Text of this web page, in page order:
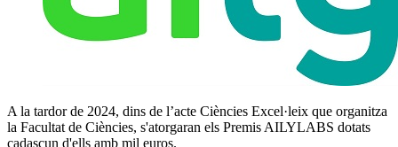
A la tardor de 2024, dins de l’acte Ciències Excel·leix que organitza
la Facultat de Ciències, s'atorgaran els Premis AILYLABS dotats
cadascun d'ells amb mil euros.